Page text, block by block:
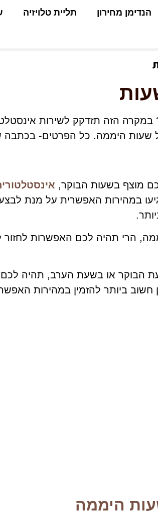
הנדימן מחירון תליית טלויזיה
שעות היממה. כל הפרטים- בכתבה
מוצף בשעות הבוקר, אינסטלטורים 24 שעות
במהירות האפשרית על מנת
הרי תהיה לכם האפשרות
הבוקר או בשעת הערב, תהיה
חשוב ביותר להזמין במהירות
היממה